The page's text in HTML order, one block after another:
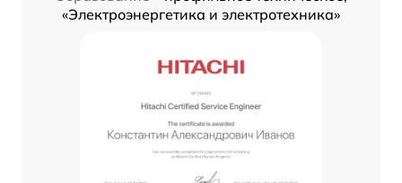
«Электроэнергетика и электротехника»